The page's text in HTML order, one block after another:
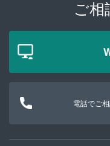
ご相
電話でご